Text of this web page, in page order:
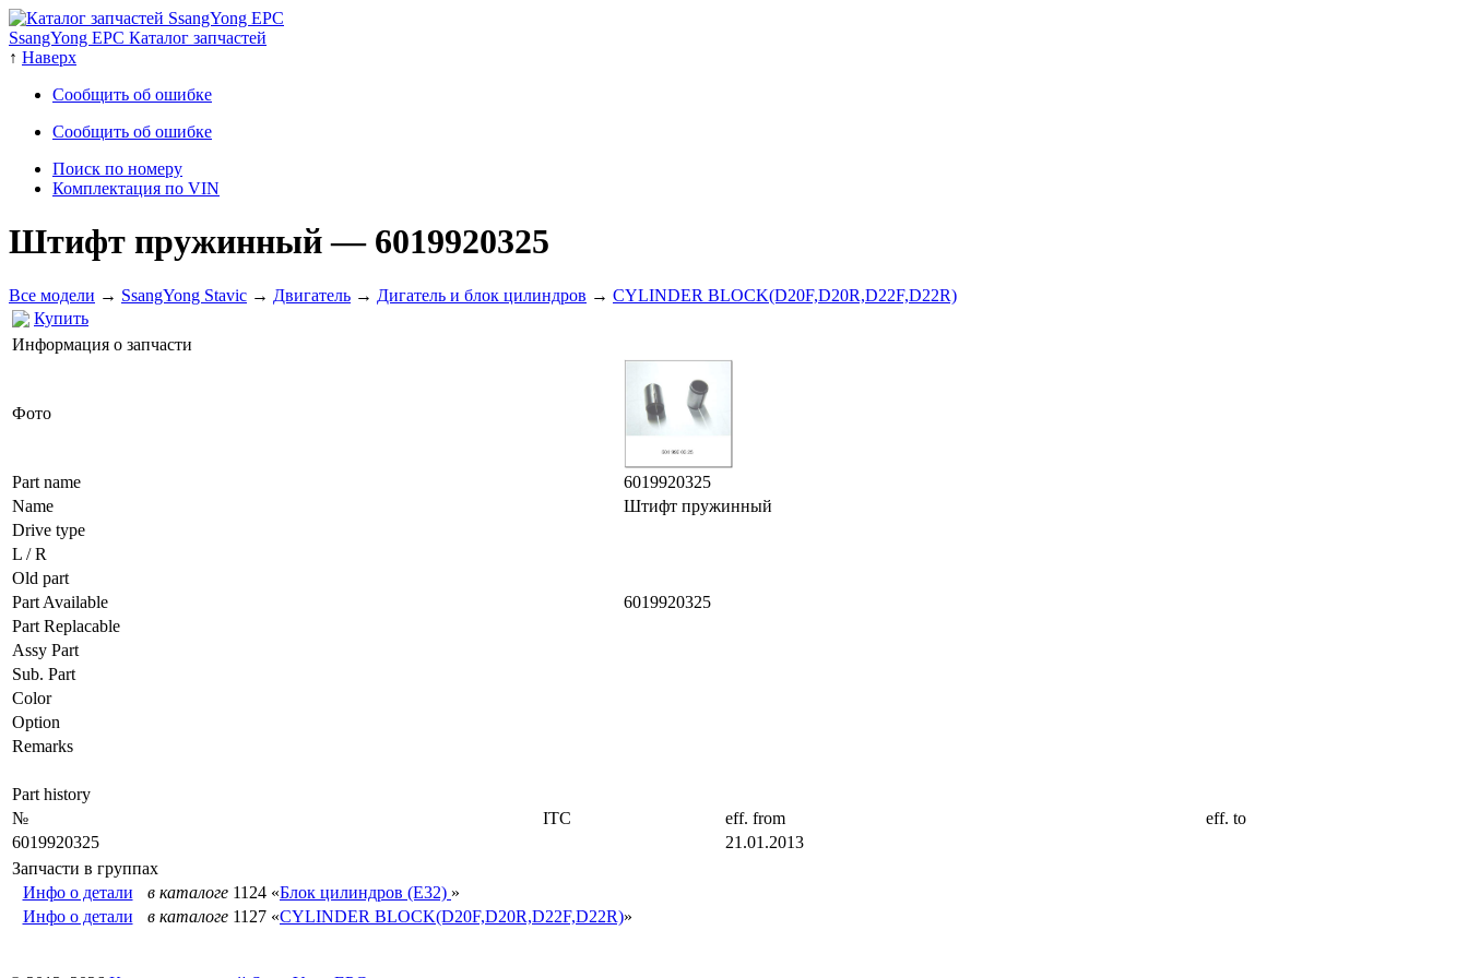
SsangYong EPC Каталог запчастей
↑ Наверх
Сообщить об ошибке
Сообщить об ошибке
Поиск по номеру
Комплектация по VIN
Штифт пружинный— 6019920325
Все модели → SsangYong Stavic → Двигатель → Дигатель и блок цилиндров → CYLINDER BLOCK(D20F,D20R,D22F,D22R)
Купить
Информация о запчасти
Фото
Part name
6019920325
Name
Штифт пружинный
Drive type
L / R
Old part
Part Available
6019920325
Part Replacable
Assy Part
Sub. Part
Color
Option
Remarks
Part history
№
ITC eff. from
eff. to
6019920325
21.01.2013
Запчасти в группах
Инфо о детали
в каталоге 1124 «Блок цилиндров (E32) »
Инфо о детали
в каталоге 1127 «CYLINDER BLOCK(D20F,D20R,D22F,D22R)»